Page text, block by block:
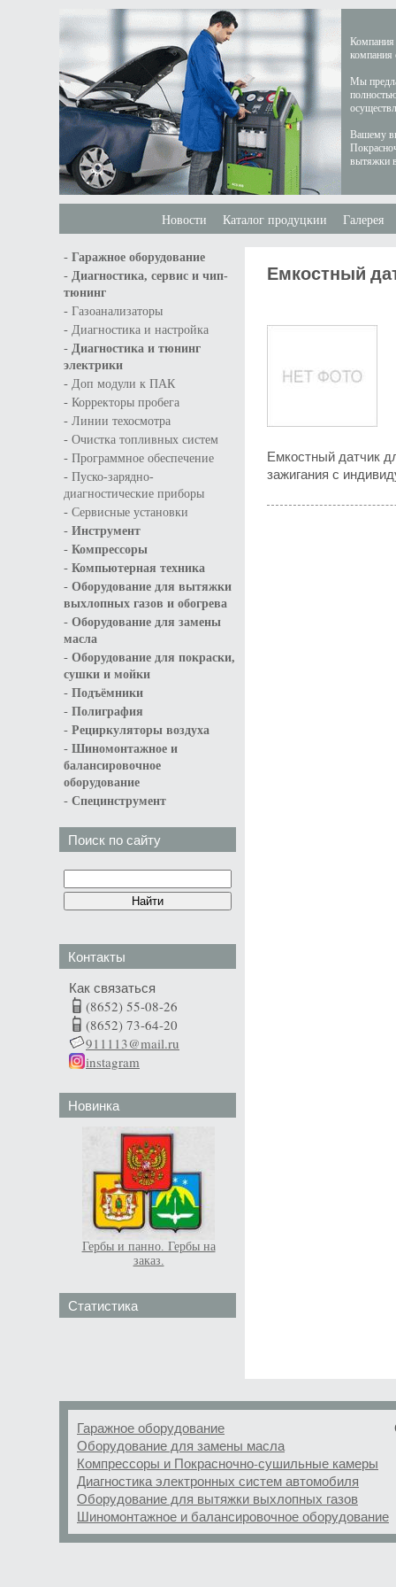
Компания
компания
Мы
Вашему
вытяжки
Новости Каталог продуцкии Галерея
- Гаражное оборудование
- Диагностика, сервис и чип-
тюнинг
- Газоанализаторы
- Диагностика и настройка
- Диагностика и тюнинг
электрики
- Доп модули к ПАК
- Корректоры пробега
- Линии техосмотра
- Очистка топливных систем
- Программное обеспечение
- Пуско-зарядно-
диагностические приборы
- Сервисные установки
- Инструмент
- Компрессоры
- Компьютерная техника
- Оборудование для вытяжки
выхлопных газов и обогрева
- Оборудование для замены
масла
- Оборудование для покраски,
сушки и мойки
- Подъёмники
- Полиграфия
- Рециркуляторы воздуха
- Шиномонтажное и
балансировочное
оборудование
- Специнструмент
Поиск по сайту
Контакты
Как связаться
(8652) 55-08-26
(8652) 73-64-20
911113@mail.ru
instagram
Новинка
Гербы и панно. Гербы на
заказ.
Статистика
Емкостный
Емкостный датчик
зажигания с
Гаражное оборудование
Оборудование для замены масла
Компрессоры и Покрасночно-сушильные камеры
Диагностика электронных систем автомобиля
Оборудование для вытяжки выхлопных газов
Шиномонтажное и балансировочное оборудование